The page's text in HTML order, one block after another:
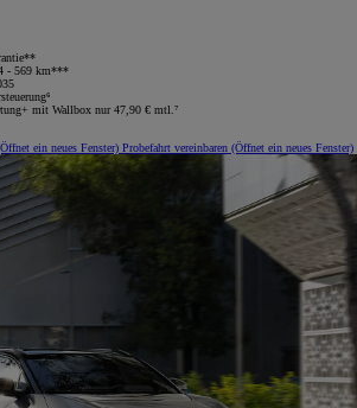
- 569 km***
mit Wallbox nur 47,90 € mtl.⁷
ein neues Fenster) Probefahrt vereinbaren (Öffnet ein neues Fenster)